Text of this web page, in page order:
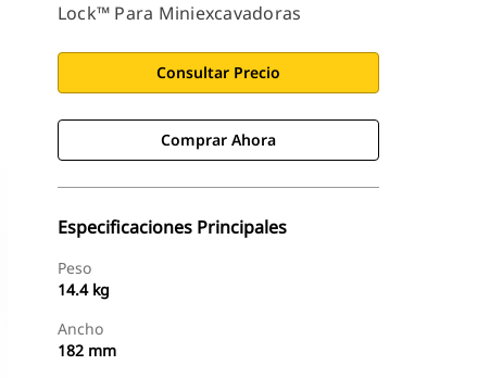
Lock™ Para Miniexcavadoras
Consultar Precio
Comprar Ahora
Especificaciones Principales
Peso
14.4 kg
Ancho
182 mm